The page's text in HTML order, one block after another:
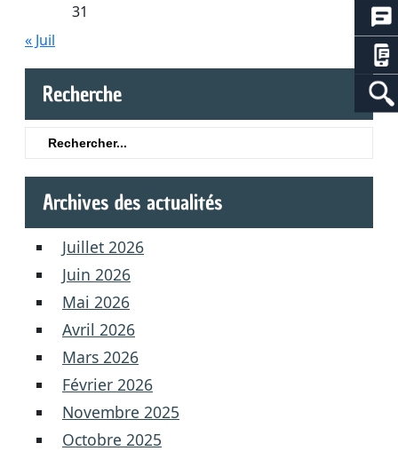
31
« Juil
Recherche
Archives des actualités
Juillet 2026
Juin 2026
Mai 2026
Avril 2026
Mars 2026
Février 2026
Novembre 2025
Octobre 2025